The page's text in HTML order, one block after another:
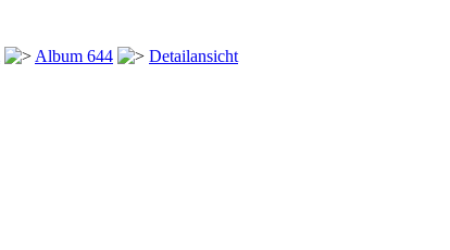
Album 644 Detailansicht